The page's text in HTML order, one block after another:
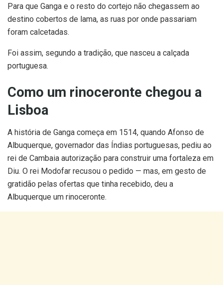
Para que Ganga e o resto do cortejo não chegassem ao
destino cobertos de lama, as ruas por onde passariam
foram calcetadas.
Foi assim, segundo a tradição, que nasceu a calçada
portuguesa.
Como um rinoceronte chegou a
Lisboa
A história de Ganga começa em 1514, quando Afonso de
Albuquerque, governador das Índias portuguesas, pediu ao
rei de Cambaia autorização para construir uma fortaleza em
Diu. O rei Modofar recusou o pedido — mas, em gesto de
gratidão pelas ofertas que tinha recebido, deu a
Albuquerque um rinoceronte.